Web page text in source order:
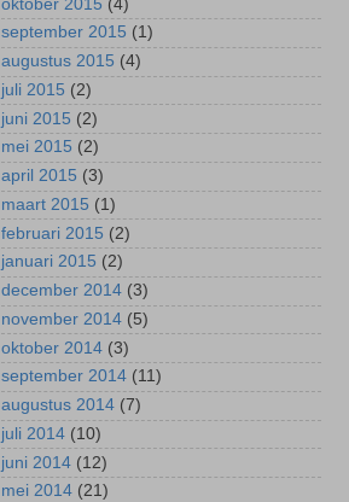
oktober 2015 (4)
september 2015 (1)
augustus 2015 (4)
juli 2015 (2)
juni 2015 (2)
mei 2015 (2)
april 2015 (3)
maart 2015 (1)
februari 2015 (2)
januari 2015 (2)
december 2014 (3)
november 2014 (5)
oktober 2014 (3)
september 2014 (11)
augustus 2014 (7)
juli 2014 (10)
juni 2014 (12)
mei 2014 (21)